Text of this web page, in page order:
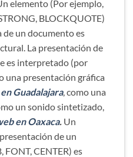
elemento (Por ejemplo,
BLOCKQUOTE)
de un documento es
La presentación de
es interpretado (por
una presentación gráfica
Guadalajara, como una
un sonido sintetizado,
en Oaxaca. Un
de un
CENTER) es